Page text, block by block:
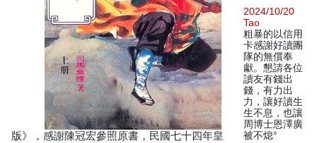
版》，感謝陳冠宏參照原書，民國七十四年皇
2024/10/20
Tao
粗暴的以信用
卡感謝好讀團
隊的無償奉
獻。懇請各位
讀友有錢出
錢，有力出
力，讓好讀生
生不息，也讓
周博士恩澤廣
被不熄°